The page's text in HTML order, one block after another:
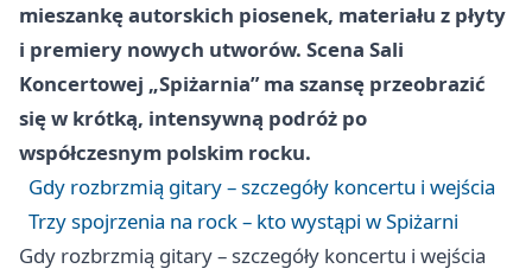
mieszankę autorskich piosenek, materiału z płyty
i premiery nowych utworów. Scena Sali
Koncertowej „Spiżarnia” ma szansę przeobrazić
się w krótką, intensywną podróż po
współczesnym polskim rocku.
Gdy rozbrzmią gitary – szczegóły koncertu i wejścia
Trzy spojrzenia na rock – kto wystąpi w Spiżarni
Gdy rozbrzmią gitary – szczegóły koncertu i wejścia